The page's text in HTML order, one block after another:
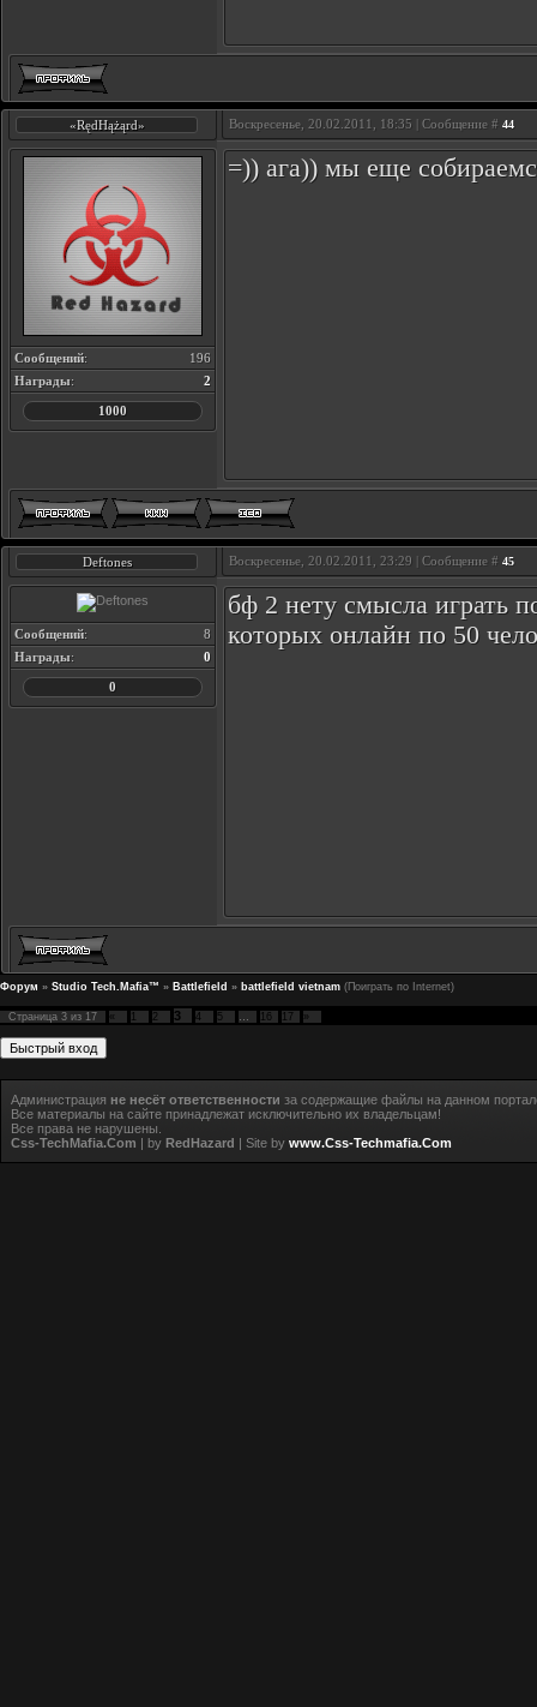
«RędHążąrd» Воскресенье, 20.02.2011, 18:35 | Сообщение # 44
Сообщений:
196
Награды: 2
1000
=)) ага)) мы еще
Deftones Воскресенье, 20.02.2011, 23:29 | Сообщение # 45
Сообщений:
8
Награды: 0
0
бф 2 нету смысла играть
которых онлайн по 50
Форум » Studio Tech.Mafia™ » Battlefield » battlefield vietnam (Поиграть по Internet)
Страница 3 из 17 1 2 3 4 5 … 16 17
Администрация не несёт ответственности за содержащие файлы на данном
Все материалы на сайте принадлежат исключительно их владельцам!
Все права не нарушены.
Css-TechMafia.Com | by RedHazard | Site by www.Css-Techmafia.Com